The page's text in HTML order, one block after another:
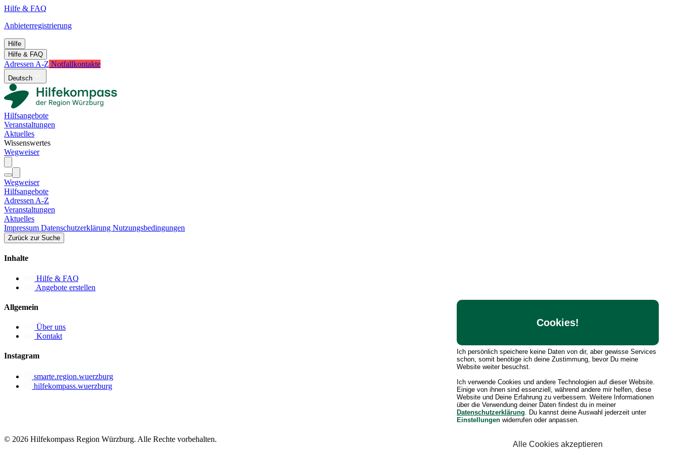
Hilfe & FAQ
Anbieterregistrierung
Hilfe
Hilfe & FAQ
Adressen A-Z Notfallkontakte
Deutsch
Hilfsangebote
Veranstaltungen
Aktuelles
Wissenswertes
Wegweiser
Wegweiser
Hilfsangebote
Adressen A-Z
Veranstaltungen
Aktuelles
Impressum Datenschutzerklärung Nutzungsbedingungen
Cookies!
Ich persönlich speichere keine Daten von dir, aber gewisse Services
schon, somit benötige ich deine Zustimmung, bevor Du meine
Website weiter besuchst.
Ich verwende Cookies und andere Technologien auf dieser Website.
Einige von ihnen sind essenziell, während andere mir helfen, diese
Website und Deine Erfahrung zu verbessern. Weitere Informationen
über die Verwendung deiner Daten findest du in meiner
Datenschutzerklärung. Du kannst deine Auswahl jederzeit unter
Einstellungen widerrufen oder anpassen.
Alle Cookies akzeptieren
Zurück zur Suche
Inhalte
Hilfe & FAQ
Angebote erstellen
Allgemein
Über uns
Kontakt
Instagram
smarte.region.wuerzburg
hilfekompass.wuerzburg
© 2026 Hilfekompass Region Würzburg. Alle Rechte vorbehalten.